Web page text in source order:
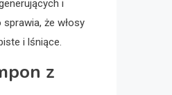
i
że włosy
i lśniące.
z